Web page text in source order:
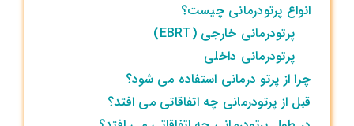
انواع پرتودرمانی چیست؟
پرتودرمانی خارجی (EBRT)
پرتودرمانی داخلی
چرا از پرتو درمانی استفاده می شود؟
قبل از پرتودرمانی چه اتفاقاتی می افتد؟